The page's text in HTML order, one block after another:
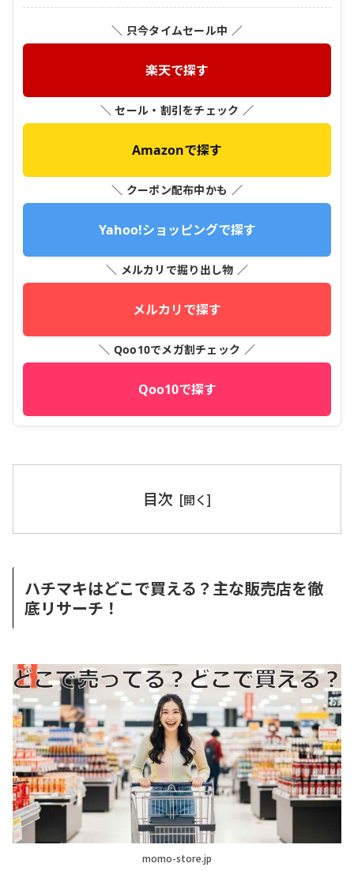
＼ 只今タイムセール中 ／
楽天で探す
＼ セール・割引をチェック ／
Amazonで探す
＼ クーポン配布中かも ／
Yahoo!ショッピングで探す
＼ メルカリで掘り出し物 ／
メルカリで探す
＼ Qoo10でメガ割チェック ／
Qoo10で探す
目次
ハチマキはどこで買える？主な販売店を徹
底リサーチ！
momo-store.jp